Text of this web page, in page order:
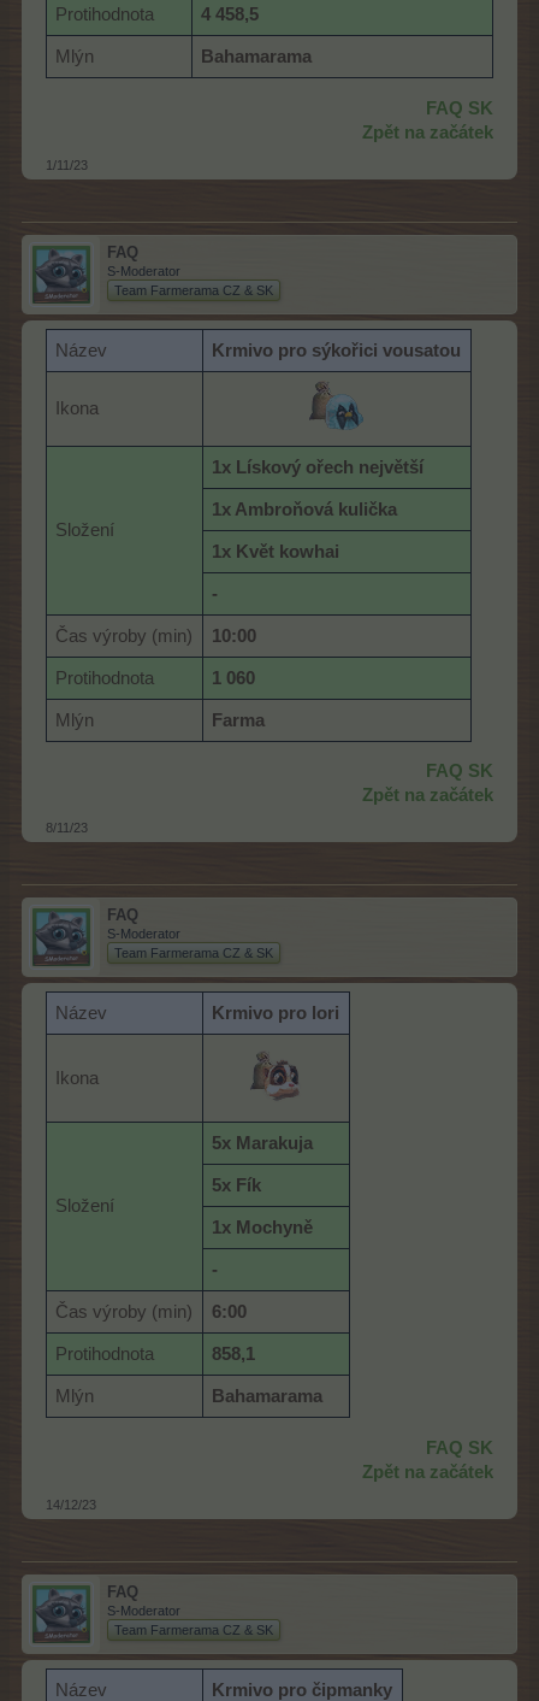
Protihodnota 4 458,5
Mlýn Bahamarama
FAQ SK
Zpět na začátek
1/11/23
FAQ
S-Moderator
Team Farmerama CZ & SK
Název Krmivo pro sýkořici vousatou
Ikona
Složení
1x Lískový ořech největší
1x Ambroňová kulička
1x Květ kowhai
-
Čas výroby (min) 10:00
Protihodnota 1 060
Mlýn Farma
FAQ SK
Zpět na začátek
8/11/23
FAQ
S-Moderator
Team Farmerama CZ & SK
Název Krmivo pro lori
Ikona
Složení
5x Marakuja
5x Fík
1x Mochyně
-
Čas výroby (min) 6:00
Protihodnota 858,1
Mlýn Bahamarama
FAQ SK
Zpět na začátek
14/12/23
FAQ
S-Moderator
Team Farmerama CZ & SK
Název Krmivo pro čipmanky